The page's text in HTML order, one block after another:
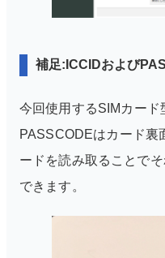
補足:ICCIDおよび
今回使用するSIMカー
PASSCODEはカード裏
ードを読み取ることで
できます。